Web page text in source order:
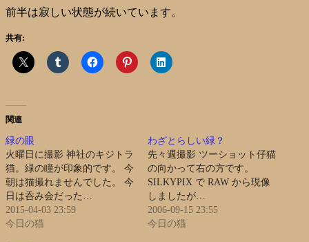
前半は寂しい状態が続いています。
共有:
関連
緑の眼
火曜日に撮影 神社のキジトラ
猫。緑の瞳が印象的です。 今
朝は猫撮れませんでした。 今
日は呑み会だった…
2015-04-03 23:59
今日の猫
わざとらしい緑？
先々週撮影 ツーショット仔猫
の向かって右の方です。
SILKYPIX で RAW から現像
しましたが…
2006-09-15 23:55
今日の猫